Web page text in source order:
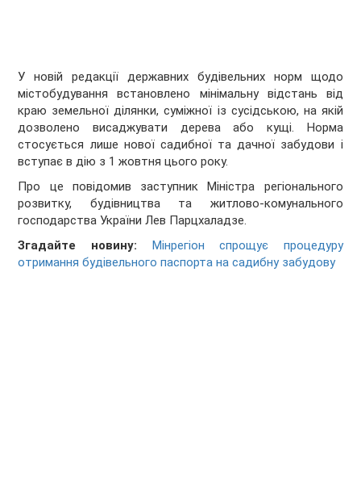
У новій редакції державних будівельних норм щодо
містобудування встановлено мінімальну відстань від
краю земельної ділянки, суміжної із сусідською, на якій
дозволено висаджувати дерева або кущі. Норма
стосується лише нової садибної та дачної забудови і
вступає в дію з 1 жовтня цього року.
Про це повідомив заступник Міністра регіонального
розвитку, будівництва та житлово-комунального
господарства України Лев Парцхаладзе.
Згадайте новину:
Мінрегіон спрощує процедуру
отримання будівельного паспорта на садибну забудову